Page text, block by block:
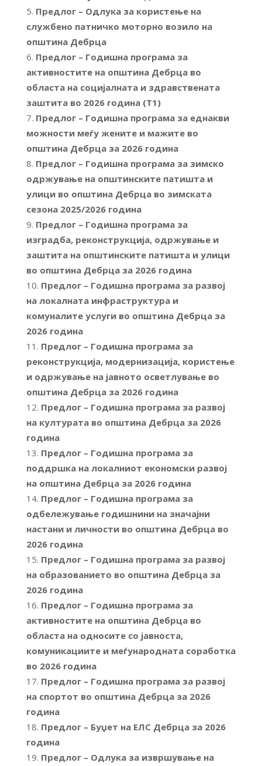
Предлог – Одлука за користење на
службено патничко моторно возило на
општина Дебрца
Предлог – Годишна програма за
активностите на општина Дебрца во
областа на социјалната и здравствената
заштита во 2026 година (Т1)
Предлог – Годишна програма за еднакви
можности меѓу жените и мажите во
општина Дебрца за 2026 година
Предлог – Годишна програма за зимско
одржување на општинските патишта и
улици во општина Дебрца во зимската
сезона 2025/2026 година
Предлог – Годишна програма за
изградба, реконструкција, одржување и
заштита на општинските патишта и улици
во општина Дебрца за 2026 година
Предлог – Годишна програма за развој
на локалната инфраструктура и
комуналите услуги во општина Дебрца за
2026 година
Предлог – Годишна програма за
реконструкција, модернизација, користење
и одржување на јавното осветлување во
општина Дебрца за 2026 година
Предлог – Годишна програма за развој
на културата во општина Дебрца за 2026
година
Предлог – Годишна програма за
поддршка на локалниот економски развој
на општина Дебрца за 2026 година
Предлог – Годишна програма за
одбележување годишнини на значајни
настани и личности во општина Дебрца во
2026 година
Предлог – Годишна програма за развој
на образованието во општина Дебрца за
2026 година
Предлог – Годишна програма за
активностите на општина Дебрца во
областа на односите со јавноста,
комуникациите и меѓународната соработка
во 2026 година
Предлог – Годишна програма за развој
на спортот во општина Дебрца за 2026
година
Предлог – Буџет на ЕЛС Дебрца за 2026
година
Предлог – Одлука за извршување на